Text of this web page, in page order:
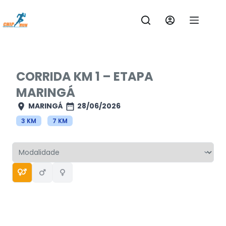
o
CORRIDA KM 1 – ETAPA
MARINGÁ
MARINGÁ 28/06/2026
3 KM 7 KM